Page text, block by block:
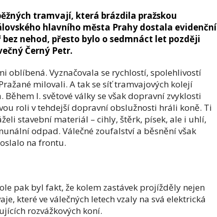
tramvají, která brázdila pražskou
hlavního města Prahy dostala evidenční
nehod, přesto bylo o sedmnáct let později
Černý Petr.
oblíbená. Vyznačovala se rychlostí, spolehlivostí
milovali. A tak se síť tramvajových kolejí
I. světové války se však dopravní zvyklosti
roli v tehdejší dopravní obslužnosti hráli koně. Ti
stavební materiál – cihly, štěrk, písek, ale i uhlí,
odpad. Válečné zoufalství a běsnění však
na frontu.
pak byl fakt, že kolem zastávek projížděly nejen
které ve válečných letech vzaly na svá elektrická
rozvážkových koní.